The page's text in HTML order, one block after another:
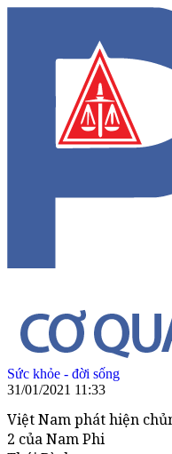
Sức khỏe - đời sống
31/01/2021 11:33
Việt Nam phát hiện
2 của Nam Phi